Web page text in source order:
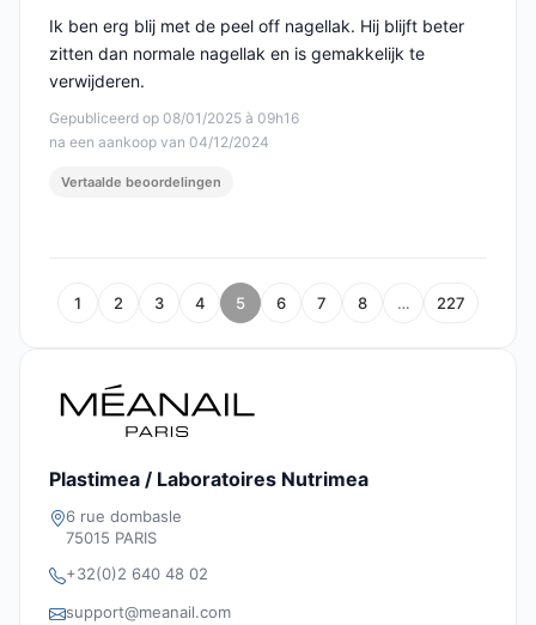
Gepubliceerd op 08/01/2025 à 09h16
na een aankoop van 04/12/2024
Ik ben erg blij met de peel off nagellak. Hij blijft beter
zitten dan normale nagellak en is gemakkelijk te
verwijderen.
Vertaalde beoordelingen
1 2 3 4 5 6 7 8 … 227
Plastimea / Laboratoires Nutrimea
6 rue dombasle
75015 PARIS
+32(0)2 640 48 02
support@meanail.com